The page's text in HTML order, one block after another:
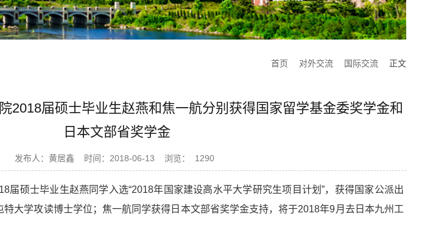
首页 对外交流 国际交流 正文
2018届硕士毕业生赵燕和焦一航分别获得国家留学基金委奖学金和
日本文部省奖学金
发布人：黄居鑫 时间：2018-06-13 浏览： 1290
届硕士毕业生赵燕同学入选“2018年国家建设高水平大学研究生项目计划”，获得国家公派出
大学攻读博士学位；焦一航同学获得日本文部省奖学金支持，将于2018年9月去日本九州工